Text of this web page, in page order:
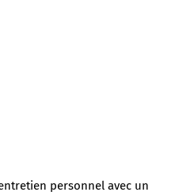
personnel avec un